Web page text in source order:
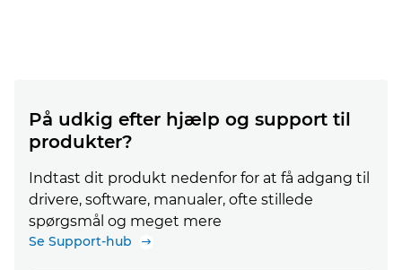
På udkig efter hjælp og support til
produkter?
Indtast dit produkt nedenfor for at få adgang til
drivere, software, manualer, ofte stillede
spørgsmål og meget mere
Se Support-hub